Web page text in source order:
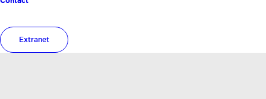
Extranet
Mois : août 2019